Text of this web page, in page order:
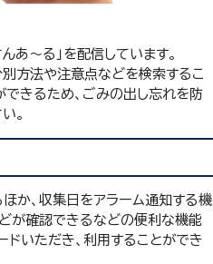
あ～る」を配信しています。
方法や注意点などを検索するこ
できるため、ごみの出し忘れを防
。
か、収集日をアラーム通知する機
が確認できるなどの便利な機能
ドいただき、利用することができ